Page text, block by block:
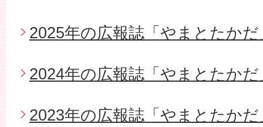
2025年の広報誌「やまとたかだ
2024年の広報誌「やまとたかだ
2023年の広報誌「やまとたかだ